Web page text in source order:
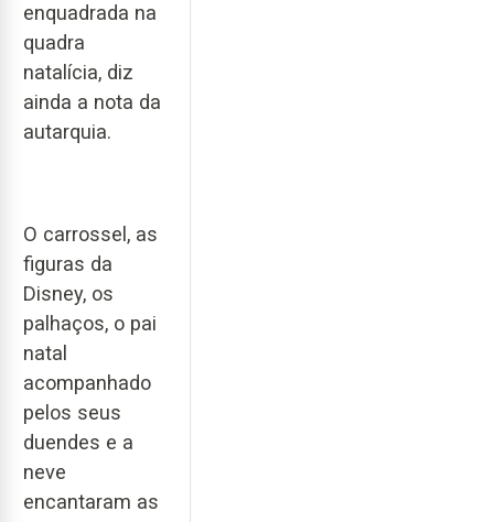
enquadrada na
quadra
natalícia, diz
ainda a nota da
autarquia.
O carrossel, as
figuras da
Disney, os
palhaços, o pai
natal
acompanhado
pelos seus
duendes e a
neve
encantaram as